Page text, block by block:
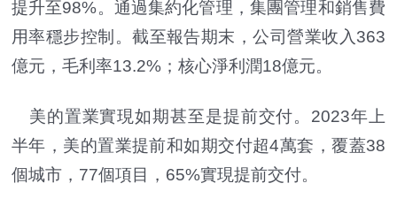
提升至98%。通過集約化管理，集團管理和銷售費
用率穩步控制。截至報告期末，公司營業收入363
億元，毛利率13.2%；核心淨利潤18億元。
美的置業實現如期甚至是提前交付。2023年上
半年，美的置業提前和如期交付超4萬套，覆蓋38
個城市，77個項目，65%實現提前交付。